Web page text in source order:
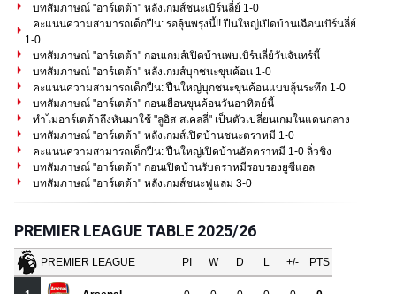
บทสัมภาษณ์ "อาร์เตต้า" หลังเกมส์ชนะเบิร์นลี่ย์ 1-0
คะแนนความสามารถเด็กปืน: รอลุ้นพรุ่งนี้!! ปืนใหญ่เปิดบ้านเฉือนเบิร์นลี่ย์
1-0
บทสัมภาษณ์ "อาร์เตต้า" ก่อนเกมส์เปิดบ้านพบเบิร์นลี่ย์วันจันทร์นี้
บทสัมภาษณ์ "อาร์เตต้า" หลังเกมส์บุกชนะขุนค้อน 1-0
คะแนนความสามารถเด็กปืน: ปืนใหญ่บุกชนะขุนค้อนแบบลุ้นระทึก 1-0
บทสัมภาษณ์ "อาร์เตต้า" ก่อนเยือนขุนค้อนวันอาทิตย์นี้
ทำไมอาร์เตต้าถึงหันมาใช้ "ลูอิส-สเคลลี่" เป็นตัวเปลี่ยนเกมในแดนกลาง
บทสัมภาษณ์ "อาร์เตต้า" หลังเกมส์เปิดบ้านชนะตราหมี 1-0
คะแนนความสามารถเด็กปืน: ปืนใหญ่เปิดบ้านอัดตราหมี 1-0 ลิ่วชิง
บทสัมภาษณ์ "อาร์เตต้า" ก่อนเปิดบ้านรับตราหมีรอบรองยูซีแอล
บทสัมภาษณ์ "อาร์เตต้า" หลังเกมส์ชนะฟูแล่ม 3-0
PREMIER LEAGUE TABLE 2025/26